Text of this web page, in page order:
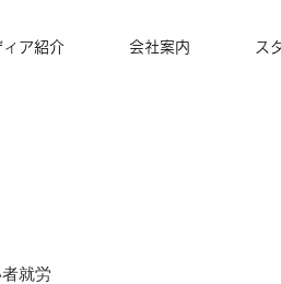
ィア紹介 会社案内 ス
就労